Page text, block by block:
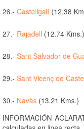
26.- Castellgalí (12.38
27.- Rajadell (12.74 Kms.)
28.- Sant Salvador de
29.- Sant Vicenç de
30.- Navàs (13.21 Kms.)
INFORMACIÓN